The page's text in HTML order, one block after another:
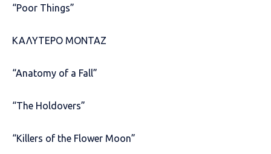
“Poor Things”
ΚΑΛΥΤΕΡΟ ΜΟΝΤΑΖ
“Anatomy of a Fall”
“The Holdovers”
“Killers of the Flower Moon”